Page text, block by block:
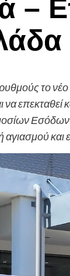
–
ρυθμούς το
να
Εσόδων
αγιασμού